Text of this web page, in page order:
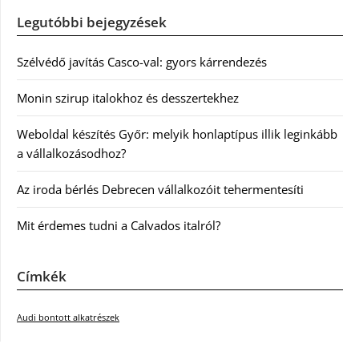
Legutóbbi bejegyzések
Szélvédő javítás Casco-val: gyors kárrendezés
Monin szirup italokhoz és desszertekhez
Weboldal készítés Győr: melyik honlaptípus illik leginkább
a vállalkozásodhoz?
Az iroda bérlés Debrecen vállalkozóit tehermentesíti
Mit érdemes tudni a Calvados italról?
Címkék
Audi bontott alkatrészek